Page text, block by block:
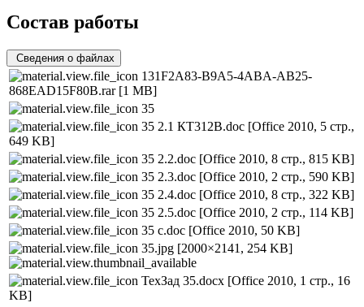
Состав работы
Сведения о файлах
131F2A83-B9A5-4ABA-AB25-
868EAD15F80B.rar [1 MB]
35
35 2.1 КТ312В.doc [Office 2010, 5 стр.,
649 KB]
35 2.2.doc [Office 2010, 8 стр., 815 KB]
35 2.3.doc [Office 2010, 2 стр., 590 KB]
35 2.4.doc [Office 2010, 8 стр., 322 KB]
35 2.5.doc [Office 2010, 2 стр., 114 KB]
35 с.doc [Office 2010, 50 KB]
35.jpg [2000×2141, 254 KB]
ТехЗад 35.docx [Office 2010, 1 стр., 16
KB]